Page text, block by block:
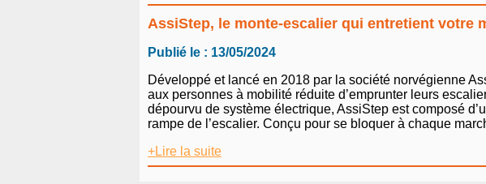
AssiStep, le monte-escalier qui entretient votre
Publié le : 13/05/2024
Développé et lancé en 2018 par la société norvégienne
aux personnes à mobilité réduite d’emprunter leurs
dépourvu de système électrique, AssiStep est composé
rampe de l’escalier. Conçu pour se bloquer à chaque
+Lire la suite